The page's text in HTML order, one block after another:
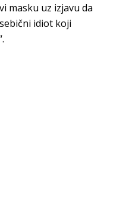
masku uz izjavu da
idiot koji